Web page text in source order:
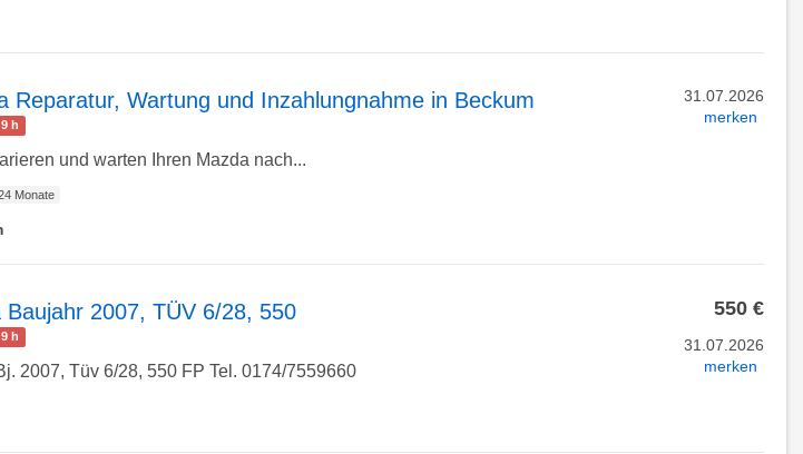
Reparatur, Wartung und Inzahlungnahme in Beckum
h
und warten Ihren Mazda nach...
Monate
31.07.2026
merken
Baujahr 2007, TÜV 6/28, 550
h
2007, Tüv 6/28, 550 FP Tel. 0174/7559660
550 €
31.07.2026
merken